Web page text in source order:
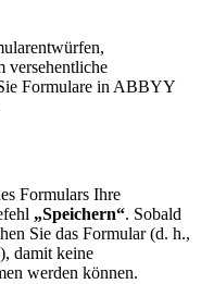
versehentliche
Formulare in ABBYY
Formulars Ihre
„Speichern“. Sobald
Sie das Formular (d. h.,
damit keine
werden können.